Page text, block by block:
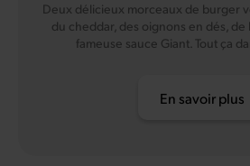
Deux délicieux morceaux de burger
du cheddar, des oignons en dés, de
fameuse sauce Giant. Tout ça
En savoir plus